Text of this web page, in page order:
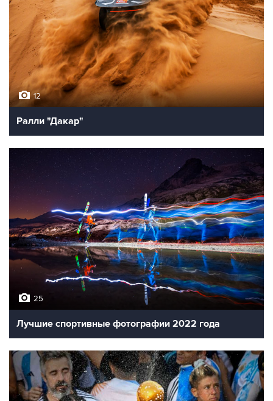
12
Ралли "Дакар"
25
Лучшие спортивные фотографии 2022 года